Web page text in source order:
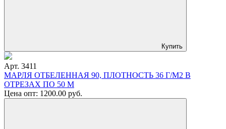
Купить
Арт. 3411
МАРЛЯ ОТБЕЛЕННАЯ 90, ПЛОТНОСТЬ 36 Г/М2 В
ОТРЕЗАХ ПО 50 М
Цена опт: 1200.00 руб.